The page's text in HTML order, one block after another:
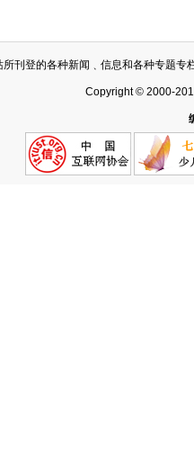
所刊登的各种新闻﹑信息和各种专题专
Copyright © 2000-